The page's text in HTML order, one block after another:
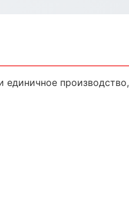
единичное производство,